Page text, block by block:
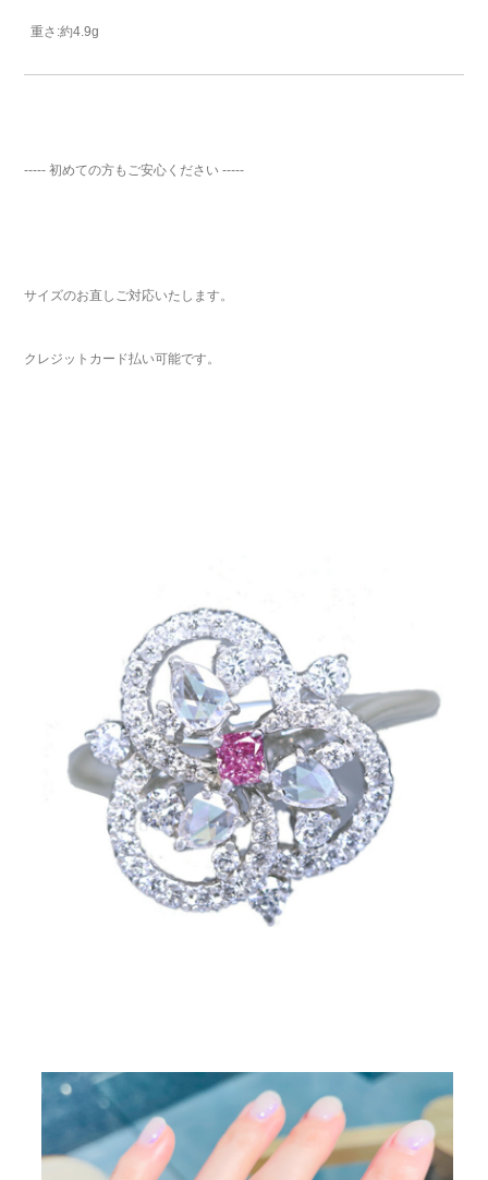
重さ:約4.9g
----- 初めての方もご安心ください -----
サイズのお直しご対応いたします。
クレジットカード払い可能です。ご注文手続き